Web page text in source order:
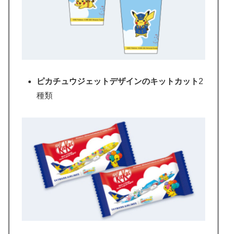
ピカチュウジェットデザインのキットカット 2
種類